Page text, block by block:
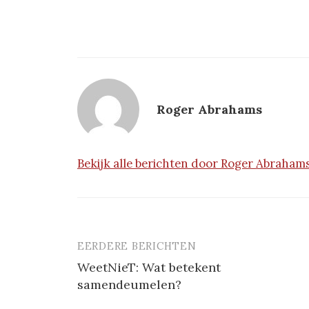
Roger Abrahams
Bekijk alle berichten door Roger
Berichtnavigatie
EERDERE BERICHTEN
WeetNieT: Wat betekent
samendeumelen?